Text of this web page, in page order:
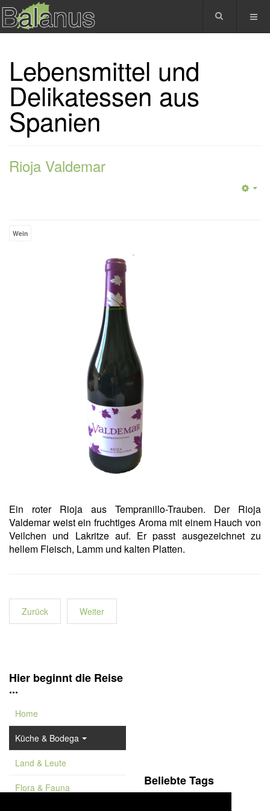
Lebensmittel und
Delikatessen aus
Spanien
Rioja Valdemar
Wein
Ein roter Rioja aus Tempranillo-Trauben. Der Rioja
Valdemar weist ein fruchtiges Aroma mit einem Hauch von
Veilchen und Lakritze auf. Er passt ausgezeichnet zu
hellem Fleisch, Lamm und kalten Platten.
Zurück Weiter
Hier beginnt die Reise
...
Home
Küche & Bodega
Land & Leute
Flora & Fauna Beliebte Tags